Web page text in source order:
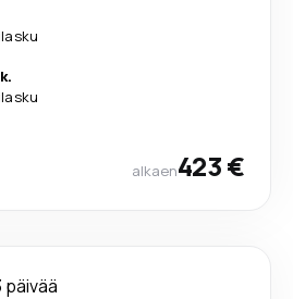
alkaen423 €
päivää